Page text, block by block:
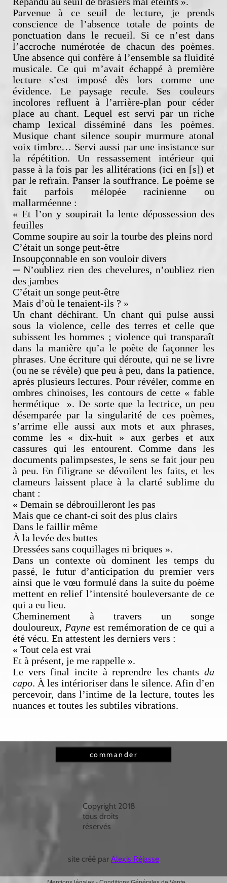
Parvenue à ce seuil de lecture, je prends
conscience de l’absence totale de points de
ponctuation dans le recueil. Si ce n’est dans
l’accroche numérotée de chacun des poèmes.
Une absence qui confère à l’ensemble sa fluidité
musicale. Ce qui m’avait échappé à première
lecture s’est imposé dès lors comme une
évidence. Le paysage recule. Ses couleurs
incolores refluent à l’arrière-plan pour céder
place au chant. Lequel est servi par un riche
champ lexical disséminé dans les poèmes.
Musique chant silence soupir murmure atonal
voix timbre… Servi aussi par une insistance sur
la répétition. Un ressassement intérieur qui
passe à la fois par les allitérations (ici en [s]) et
par le refrain. Panser la souffrance. Le poème se
fait parfois mélopée racinienne ou
mallarméenne :
« Et l’on y soupirait la lente dépossession des
feuilles
Comme soupire au soir la tourbe des pleins nord
C’était un songe peut-être
Insoupçonnable en son vouloir divers
—N’oubliez rien des chevelures, n’oubliez rien
des jambes
C’était un songe peut-être
Mais d’où le tenaient-ils ? »
Un chant déchirant. Un chant qui pulse aussi
sous la violence, celle des terres et celle que
subissent les hommes ; violence qui transparaît
dans la manière qu’a le poète de façonner les
phrases. Une écriture qui déroute, qui ne se livre
(ou ne se révèle) que peu à peu, dans la patience,
après plusieurs lectures. Pour révéler, comme en
ombres chinoises, les contours de cette « fable
hermétique ». De sorte que la lectrice, un peu
désemparée par la singularité de ces poèmes,
s’arrime elle aussi aux mots et aux phrases,
comme les « dix-huit » aux gerbes et aux
cassures qui les entourent. Comme dans les
documents palimpsestes, le sens se fait jour peu
à peu. En filigrane se dévoilent les faits, et les
clameurs laissent place à la clarté sublime du
chant :
« Demain se débrouilleront les pas
Mais que ce chant-ci soit des plus clairs
Dans le faillir même
À la levée des buttes
Dressées sans coquillages ni briques ».
Dans un contexte où dominent les temps du
passé, le futur d’anticipation du premier vers
ainsi que le vœu formulé dans la suite du poème
mettent en relief l’intensité bouleversante de ce
qui a eu lieu.
Cheminement à travers un songe
douloureux, Payneest remémoration de ce qui a
été vécu. En attestent les derniers vers :
« Tout cela est vrai
Et à présent, je me rappelle ».
Le vers final incite à reprendre les chants da
capo. À les intérioriser dans le silence. Afin d’en
percevoir, dans l’intime de la lecture, toutes les
nuances et toutes les subtiles vibrations.
commander
Copyright 2018
tous droits
réservés
site créé par Alexis Réjasse